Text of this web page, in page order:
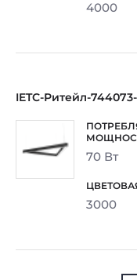
4000
IETC-Ритейл-
70 Вт
3000